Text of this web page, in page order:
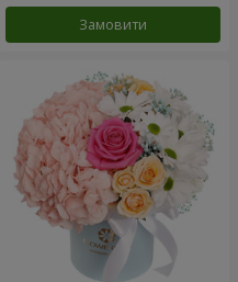
Замовити